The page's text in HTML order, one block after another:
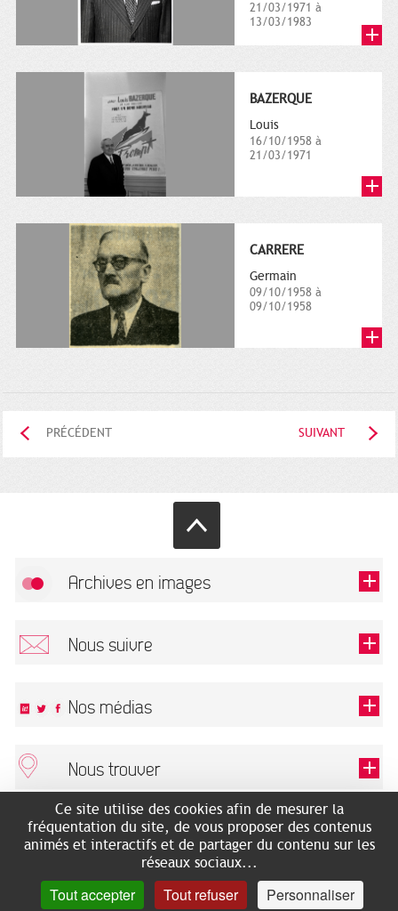
21/03/1971 à
13/03/1983
BAZERQUE
Louis
16/10/1958 à
21/03/1971
CARRERE
Germain
09/10/1958 à
09/10/1958
PRÉCÉDENT SUIVANT
Archives en images
Nous suivre
Ce champ est exigé.
Nos médias
Nous trouver
ARCHIVES MUNICIPALES
2 rue des Archives
Accès mobilité réduite :
7 avenue de Bellevue
RECHERCHES GÉNÉALOGIQUES
NOUS CONNAÎTRE
SERVICE ÉDUCATIF
LES ARCHIVES EN LIGNE
HISTOIRE DE TOULOUSE
Ce site utilise des cookies afin de mesurer la
fréquentation du site, de vous proposer des contenus
animés et interactifs et de partager du contenu sur les
réseaux sociaux...
Tout accepter Tout refuser Personnaliser